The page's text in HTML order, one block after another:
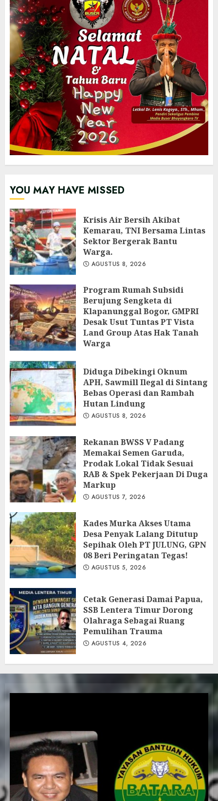
YOU MAY HAVE MISSED
Krisis Air Bersih Akibat
Kemarau, TNI Bersama Lintas
Sektor Bergerak Bantu
Warga.
AGUSTUS 8, 2026
Program Rumah Subsidi
Berujung Sengketa di
Klapanunggal Bogor, GMPRI
Desak Usut Tuntas PT Vista
Land Group Atas Hak Tanah
Warga
Diduga Dibekingi Oknum
APH, Sawmill Ilegal di Sintang
Bebas Operasi dan Rambah
Hutan Lindung
AGUSTUS 8, 2026
Rekanan BWSS V Padang
Memakai Semen Garuda,
Prodak Lokal Tidak Sesuai
RAB & Spek Pekerjaan Di Duga
Markup
AGUSTUS 7, 2026
Kades Murka Akses Utama
Desa Penyak Lalang Ditutup
Sepihak Oleh PT JULUNG, GPN
08 Beri Peringatan Tegas!
AGUSTUS 5, 2026
Cetak Generasi Damai Papua,
SSB Lentera Timur Dorong
Olahraga Sebagai Ruang
Pemulihan Trauma
AGUSTUS 4, 2026